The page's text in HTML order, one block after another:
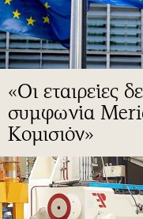
«Οι εταιρείες
συμφωνία
Κομισιόν»